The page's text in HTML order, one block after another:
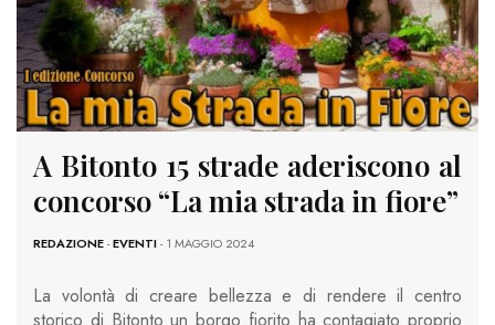
A Bitonto 15 strade aderiscono al
concorso “La mia strada in fiore”
REDAZIONE-EVENTI- 1 MAGGIO 2024
La volontà di creare bellezza e di rendere il centro
storico di Bitonto un borgo fiorito ha contagiato proprio